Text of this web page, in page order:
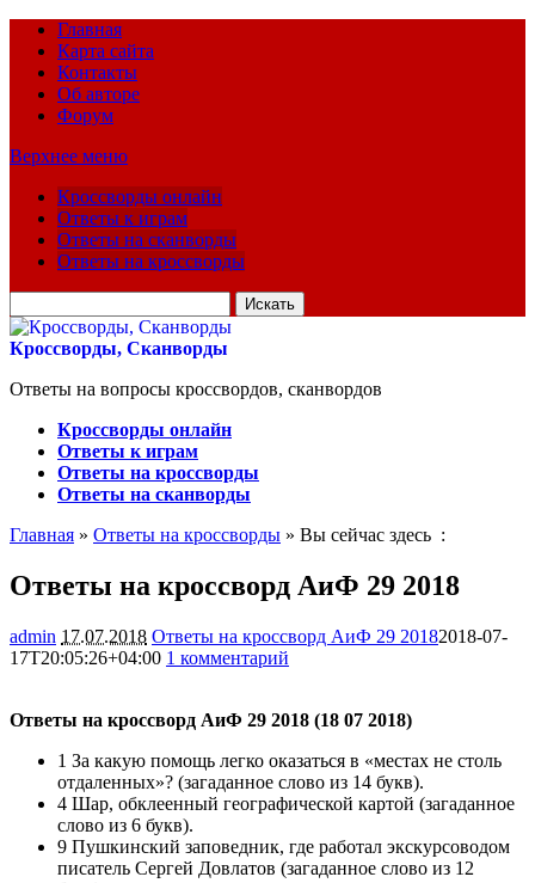
Главная
Карта сайта
Контакты
Об авторе
Форум
Верхнее меню
Кроссворды онлайн
Ответы к играм
Ответы на сканворды
Ответы на кроссворды
для:
Кроссворды, Сканворды
Ответы на вопросы кроссвордов, сканвордов
Кроссворды онлайн
Ответы к играм
Ответы на кроссворды
Ответы на сканворды
Главная » Ответы на кроссворды » Вы сейчас здесь :
Ответы на кроссворд АиФ 29 2018
admin 17.07.2018 Ответы на кроссворд АиФ 29 20182018-07-
17T20:05:26+04:00 1 комментарий
Ответы на кроссворд АиФ 29 2018 (18 07 2018)
1 За какую помощь легко оказаться в «местах не столь
отдаленных»? (загаданное слово из 14 букв).
4 Шар, обклеенный географической картой (загаданное
слово из 6 букв).
9 Пушкинский заповедник, где работал экскурсоводом
писатель Сергей Довлатов (загаданное слово из 12